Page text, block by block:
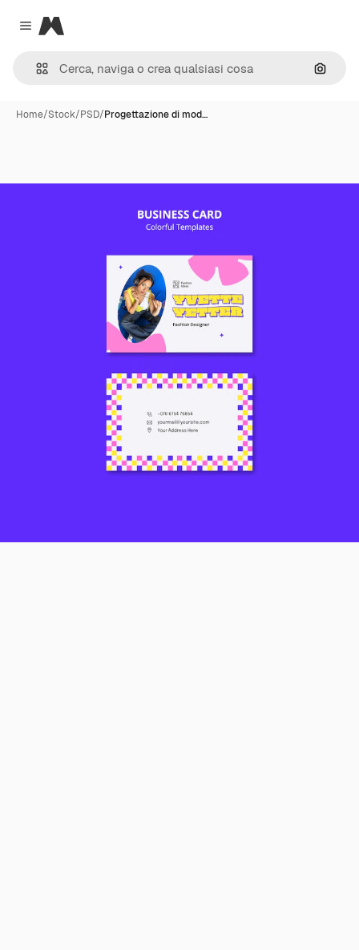
Close menu
Magnific
Cerca
Home/Stock/PSD/Progettazione di mod…